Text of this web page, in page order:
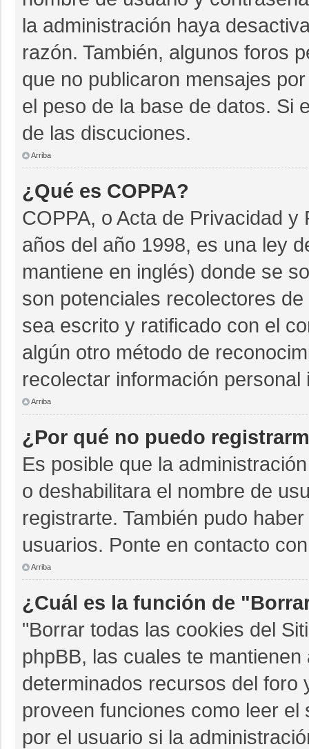
la administración haya
razón. También, algunos foros
que no publicaron mensajes
el peso de la base de datos. Si
de las discuciones.
Arriba
¿Qué es COPPA?
COPPA, o Acta de Privacidad
años del año 1998, es una ley
mantiene en inglés) donde se
son potenciales recolectores
sea escrito y ratificado con el
algún otro método de
recolectar información
Arriba
¿Por qué no puedo
Es posible que la
o deshabilitara el nombre de
registrarte. También pudo
usuarios. Ponte en contacto
Arriba
¿Cuál es la función de
"Borrar todas las cookies del
phpBB, las cuales te
determinados recursos del foro
proveen funciones como leer
por el usuario si la